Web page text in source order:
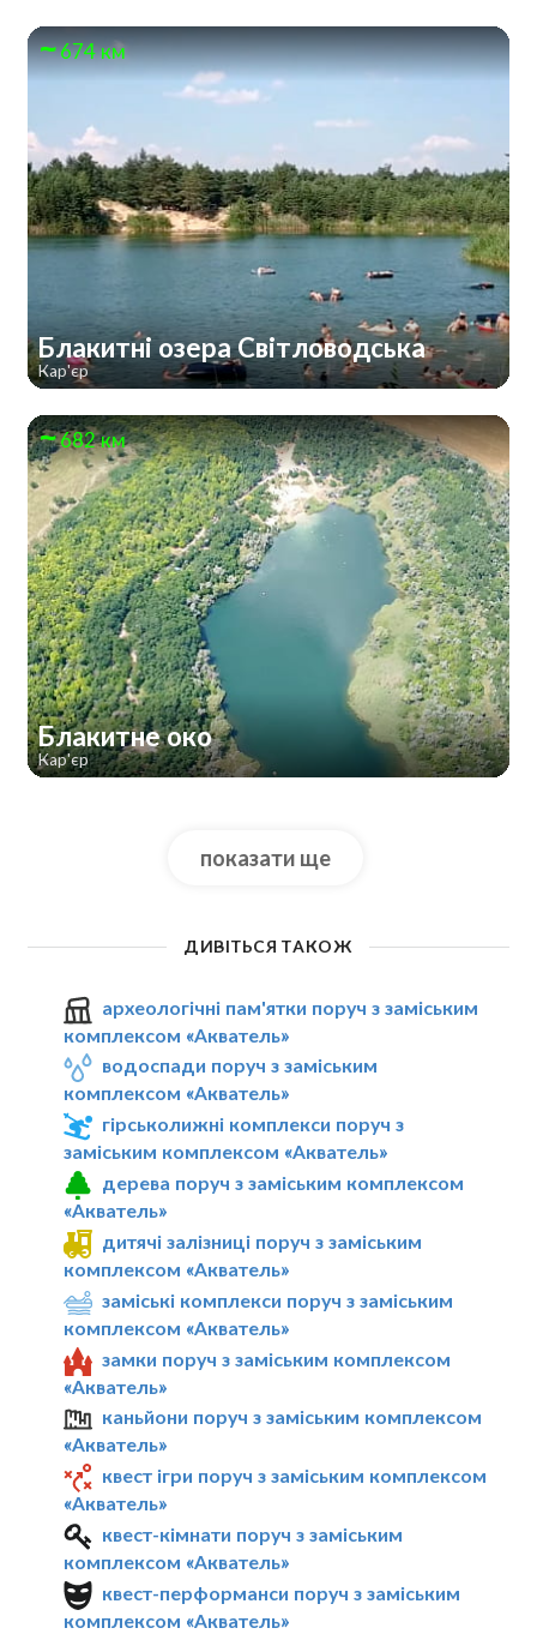
674 км
Блакитні озера Світловодська
Кар'єр
682 км
Блакитне око
Кар'єр
показати ще
ДИВІТЬСЯ ТАКОЖ
археологічні пам'ятки поруч з заміським
комплексом «Акватель»
водоспади поруч з заміським
комплексом «Акватель»
гірськолижні комплекси поруч з
заміським комплексом «Акватель»
дерева поруч з заміським комплексом
«Акватель»
дитячі залізниці поруч з заміським
комплексом «Акватель»
заміські комплекси поруч з заміським
комплексом «Акватель»
замки поруч з заміським комплексом
«Акватель»
каньйони поруч з заміським комплексом
«Акватель»
квест ігри поруч з заміським комплексом
«Акватель»
квест-кімнати поруч з заміським
комплексом «Акватель»
квест-перформанси поруч з заміським
комплексом «Акватель»